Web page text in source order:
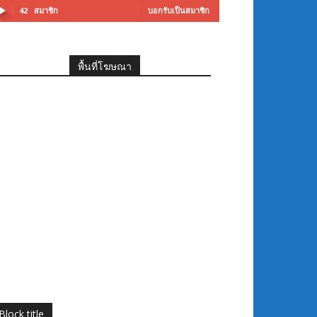
42 สมาชิก บอกรับเป็นสมาชิก
พื้นที่โฆษณา
title